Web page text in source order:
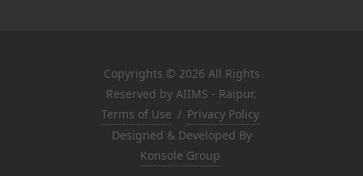
Copyrights © 2026 All Rights
Reserved by AIIMS - Raipur.
Terms of Use / Privacy Policy
Designed & Developed By
Konsole Group